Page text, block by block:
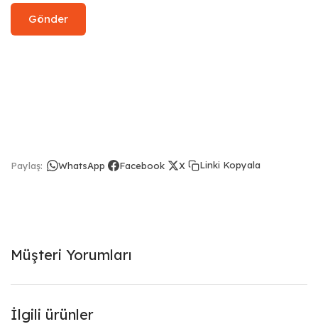
Paylaş: WhatsApp Facebook X Linki Kopyala
Müşteri Yorumları
İlgili ürünler